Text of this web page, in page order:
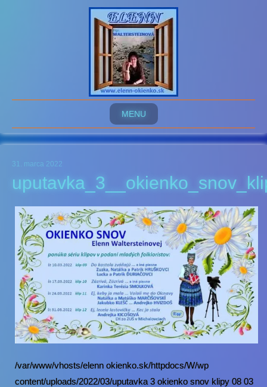
MENU
31. marca 2022
/var/www/vhosts/elenn okienko.sk/httpdocs/W/wp
content/uploads/2022/03/uputavka 3 okienko snov klipy 08 03